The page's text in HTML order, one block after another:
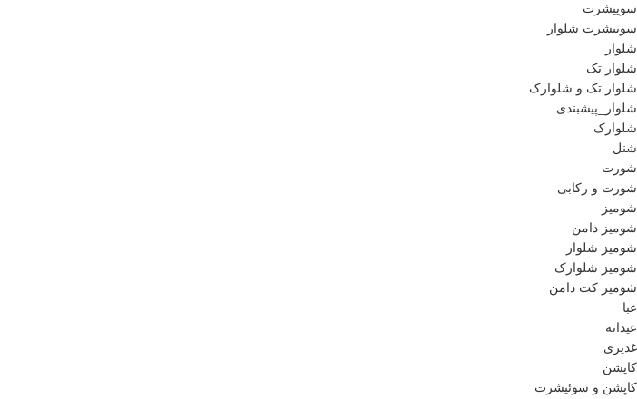
سوییشرت
سوییشرت شلوار
شلوار
شلوار تک
شلوار تک و شلوارک
شلوار_پیشبندی
شلوارک
شنل
شورت
شورت و رکابی
شومیز
شومیز دامن
شومیز شلوار
شومیز شلوارک
شومیز کت دامن
عبا
عیدانه
غدیری
کاپشن
کاپشن و سوئیشرت